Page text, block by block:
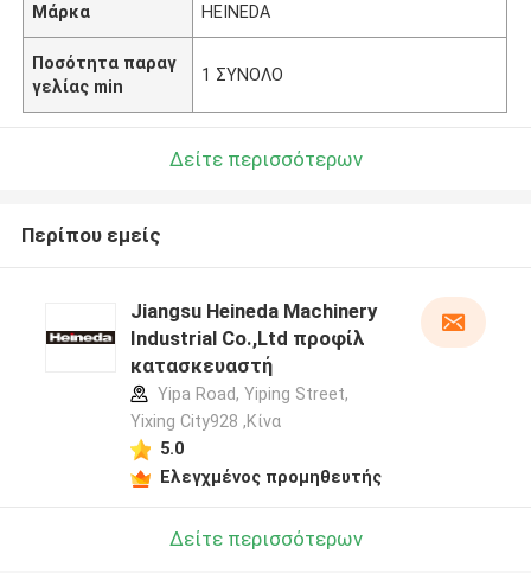
Μάρκα HEINEDA
Ποσότητα παραγ
γελίας min
1 ΣΥΝΟΛΟ
Δείτε περισσότερων
Περίπου εμείς
Jiangsu Heineda Machinery
Industrial Co.,Ltd προφίλ
κατασκευαστή
Yipa Road, Yiping Street,
Yixing City928 ,Κίνα
5.0
Ελεγχμένος προμηθευτής
Δείτε περισσότερων